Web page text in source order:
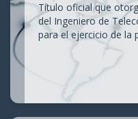
Título oficial que
del Ingeniero de
para el ejercicio de la